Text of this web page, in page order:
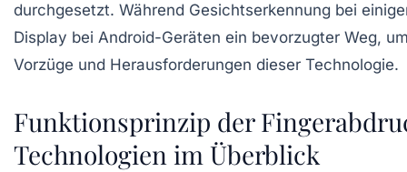
durchgesetzt. Während Gesichtserkennung bei
Display bei Android-Geräten ein bevorzugter Weg,
Vorzüge und Herausforderungen dieser Technologie.
Funktionsprinzip der
Technologien im Überblick